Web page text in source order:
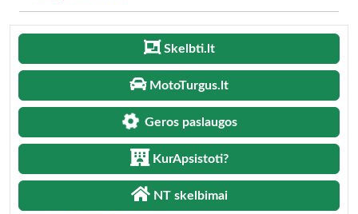
Skelbti.lt
MotoTurgus.lt
Geros paslaugos
KurApsistoti?
NT skelbimai